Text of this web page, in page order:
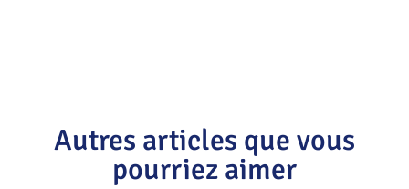
Autres articles que vous
pourriez aimer